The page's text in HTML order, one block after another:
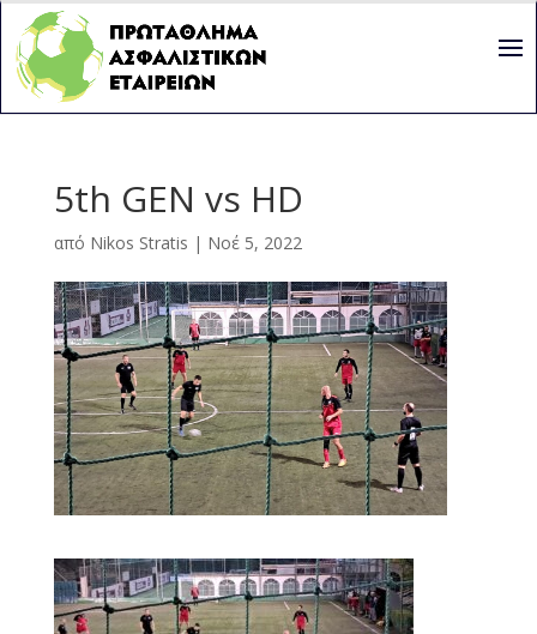
5th GEN vs HD
από Nikos Stratis | Νοέ 5, 2022